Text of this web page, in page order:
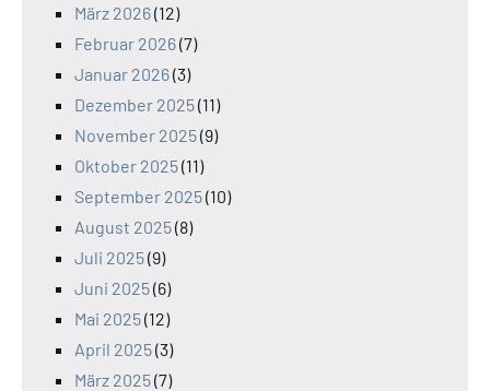
März 2026(12)
Februar 2026(7)
Januar 2026(3)
Dezember 2025(11)
November 2025(9)
Oktober 2025(11)
September 2025(10)
August 2025(8)
Juli 2025(9)
Juni 2025(6)
Mai 2025(12)
April 2025(3)
März 2025(7)